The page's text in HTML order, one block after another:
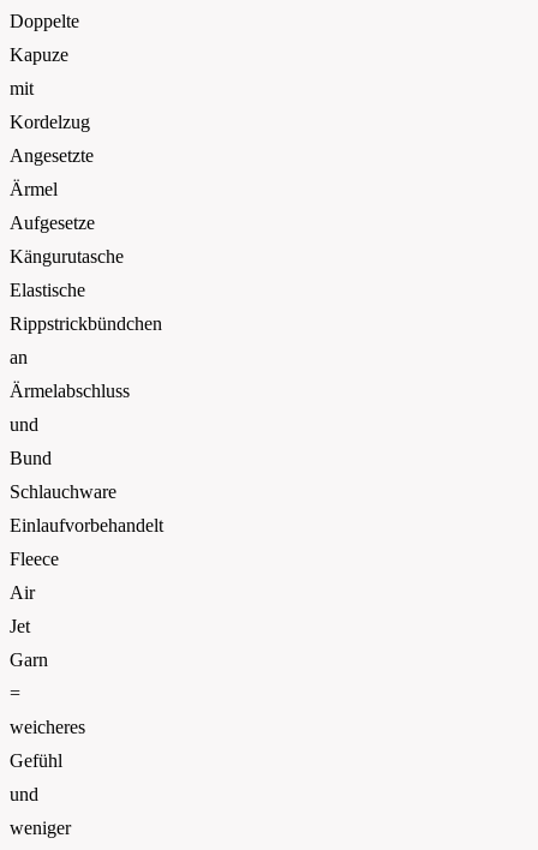
Doppelte
Kapuze
mit
Kordelzug
Angesetzte
Ärmel
Aufgesetze
Kängurutasche
Elastische
Rippstrickbündchen
an
Ärmelabschluss
und
Bund
Schlauchware
Einlaufvorbehandelt
Fleece
Air
Jet
Garn
=
weicheres
Gefühl
und
weniger